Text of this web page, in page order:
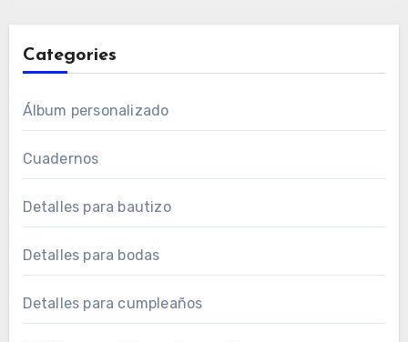
Categories
Álbum personalizado
Cuadernos
Detalles para bautizo
Detalles para bodas
Detalles para cumpleaños